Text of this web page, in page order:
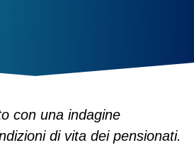
con una indagine
di vita dei pensionati.